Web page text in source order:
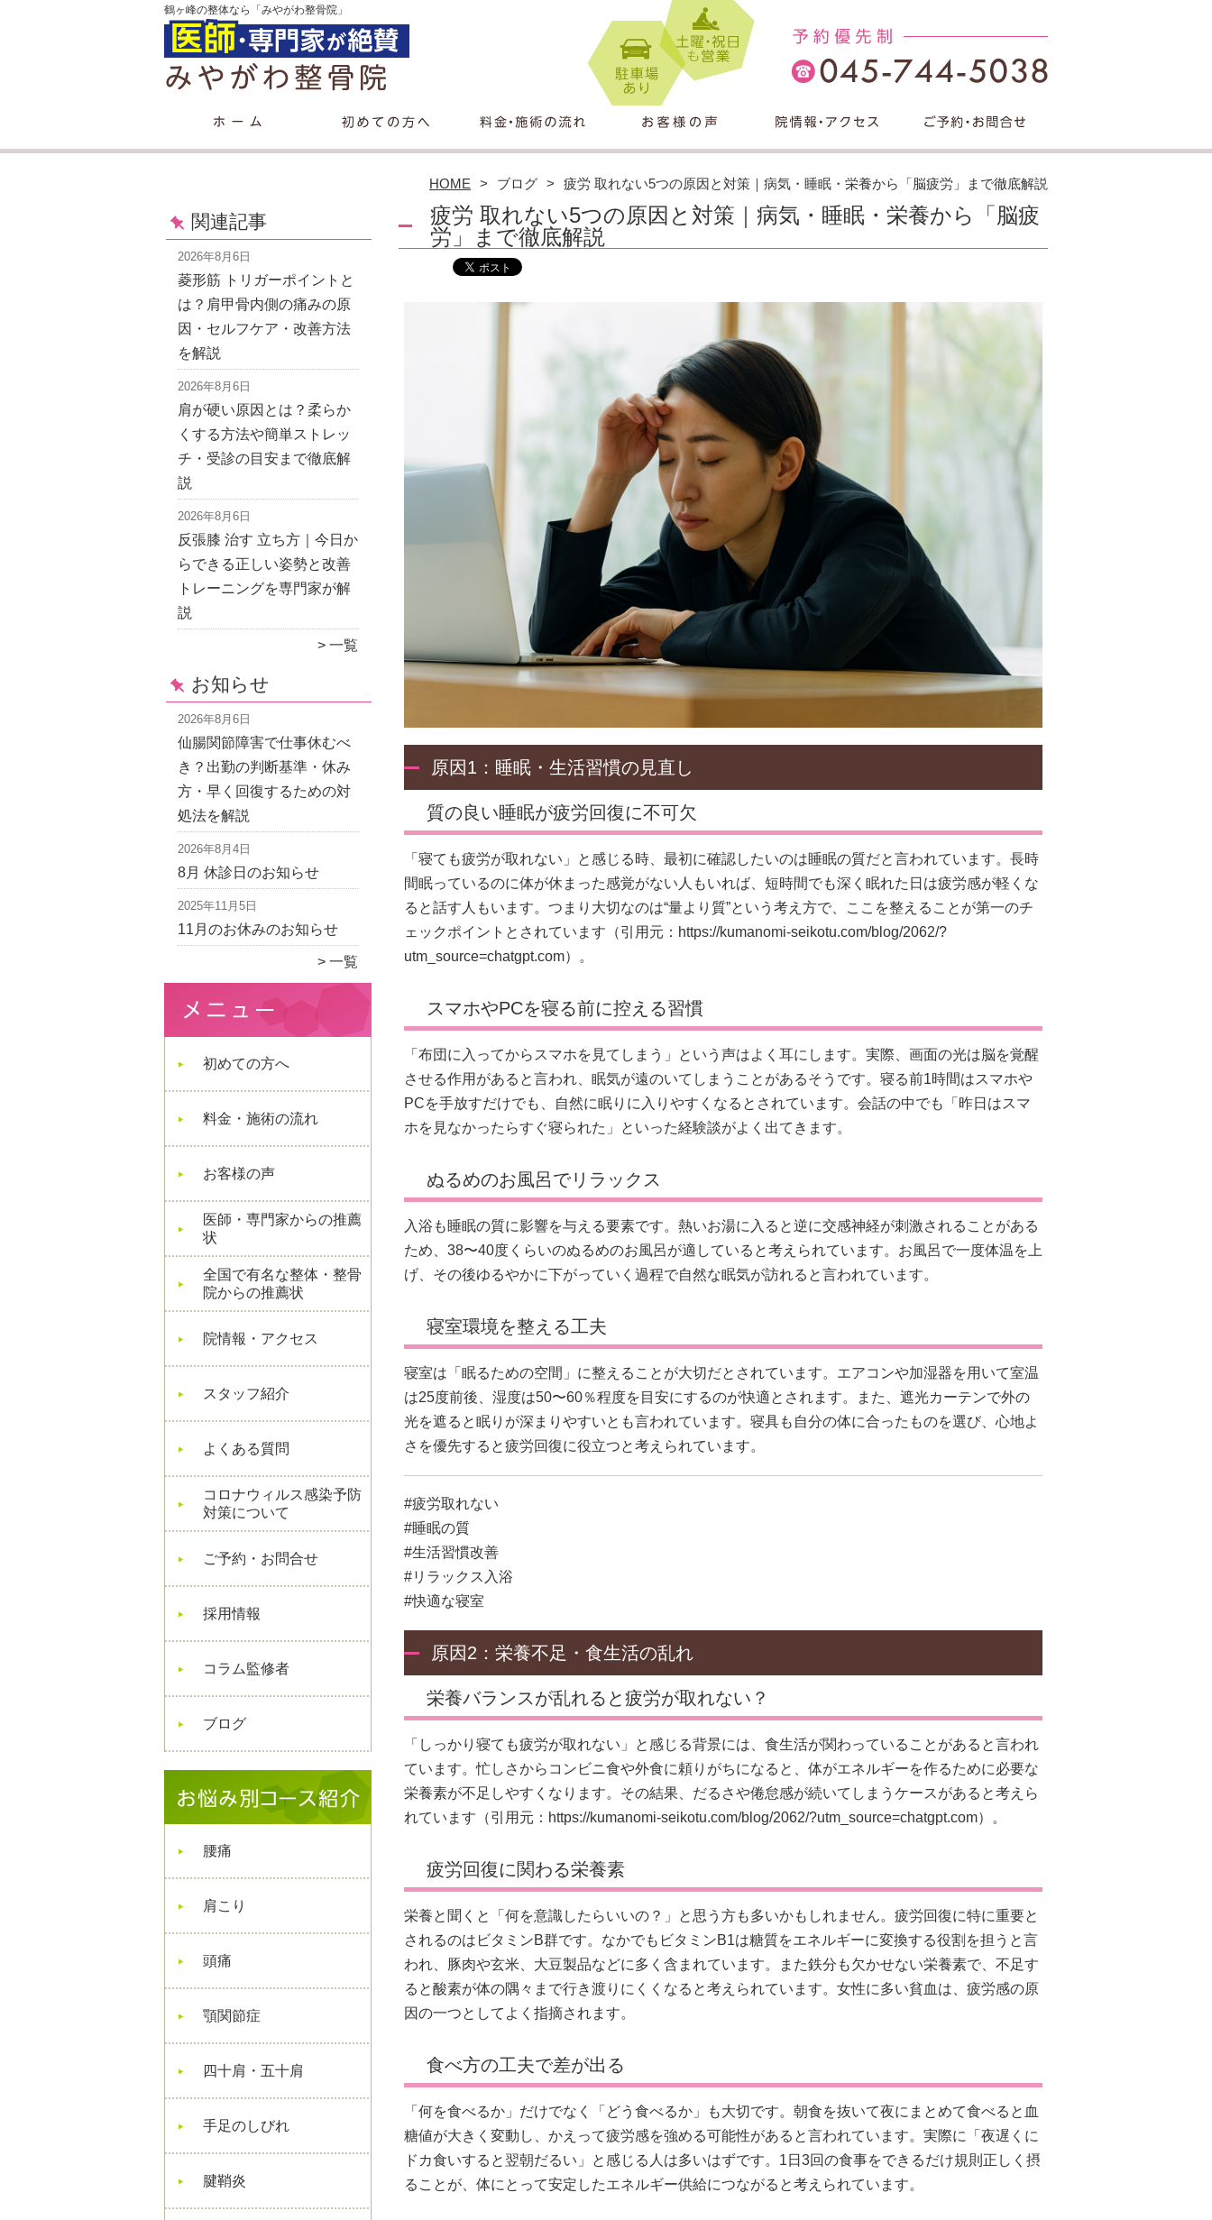
鶴ヶ峰の整体なら「みやがわ整骨院」
HOME ブログ 疲労 取れない5つの原因と対策｜病気・睡眠・栄養から「脳疲労」まで徹底解説
関連記事
2026年8月6日
菱形筋 トリガーポイントと
は？肩甲骨内側の痛みの原
因・セルフケア・改善方法
を解説
2026年8月6日
肩が硬い原因とは？柔らか
くする方法や簡単ストレッ
チ・受診の目安まで徹底解
説
2026年8月6日
反張膝 治す 立ち方｜今日か
らできる正しい姿勢と改善
トレーニングを専門家が解
説
一覧
お知らせ
2026年8月6日
仙腸関節障害で仕事休むべ
き？出勤の判断基準・休み
方・早く回復するための対
処法を解説
2026年8月4日
8月 休診日のお知らせ
2025年11月5日
11月のお休みのお知らせ
一覧
初めての方へ
料金・施術の流れ
お客様の声
医師・専門家からの推薦
状
全国で有名な整体・整骨
院からの推薦状
院情報・アクセス
スタッフ紹介
よくある質問
コロナウィルス感染予防
対策について
ご予約・お問合せ
採用情報
コラム監修者
ブログ
腰痛
肩こり
頭痛
顎関節症
四十肩・五十肩
手足のしびれ
腱鞘炎
疲労 取れない5つの原因と対策｜病気・睡眠・栄養から「脳疲
労」まで徹底解説
原因1：睡眠・生活習慣の見直し
質の良い睡眠が疲労回復に不可欠
「寝ても疲労が取れない」と感じる時、最初に確認したいのは睡眠の質だと言われています。長時
間眠っているのに体が休まった感覚がない人もいれば、短時間でも深く眠れた日は疲労感が軽くな
ると話す人もいます。つまり大切なのは“量より質”という考え方で、ここを整えることが第一のチ
ェックポイントとされています（引用元： https://kumanomi-seikotu.com/blog/2062/?
utm_source=chatgpt.com）。
スマホやPCを寝る前に控える習慣
「布団に入ってからスマホを見てしまう」という声はよく耳にします。実際、画面の光は脳を覚醒
させる作用があると言われ、眠気が遠のいてしまうことがあるそうです。寝る前1時間はスマホや
PCを手放すだけでも、自然に眠りに入りやすくなるとされています。会話の中でも「昨日はスマ
ホを見なかったらすぐ寝られた」といった経験談がよく出てきます。
ぬるめのお風呂でリラックス
入浴も睡眠の質に影響を与える要素です。熱いお湯に入ると逆に交感神経が刺激されることがある
ため、38〜40度くらいのぬるめのお風呂が適していると考えられています。お風呂で一度体温を上
げ、その後ゆるやかに下がっていく過程で自然な眠気が訪れると言われています。
寝室環境を整える工夫
寝室は「眠るための空間」に整えることが大切だとされています。エアコンや加湿器を用いて室温
は25度前後、湿度は50〜60％程度を目安にするのが快適とされます。また、遮光カーテンで外の
光を遮ると眠りが深まりやすいとも言われています。寝具も自分の体に合ったものを選び、心地よ
さを優先すると疲労回復に役立つと考えられています。
#疲労取れない
#睡眠の質
#生活習慣改善
#リラックス入浴
#快適な寝室
原因2：栄養不足・食生活の乱れ
栄養バランスが乱れると疲労が取れない？
「しっかり寝ても疲労が取れない」と感じる背景には、食生活が関わっていることがあると言われ
ています。忙しさからコンビニ食や外食に頼りがちになると、体がエネルギーを作るために必要な
栄養素が不足しやすくなります。その結果、だるさや倦怠感が続いてしまうケースがあると考えら
れています（引用元： https://kumanomi-seikotu.com/blog/2062/?utm_source=chatgpt.com）。
疲労回復に関わる栄養素
栄養と聞くと「何を意識したらいいの？」と思う方も多いかもしれません。疲労回復に特に重要と
されるのはビタミンB群です。なかでもビタミンB1は糖質をエネルギーに変換する役割を担うと言
われ、豚肉や玄米、大豆製品などに多く含まれています。また鉄分も欠かせない栄養素で、不足す
ると酸素が体の隅々まで行き渡りにくくなると考えられています。女性に多い貧血は、疲労感の原
因の一つとしてよく指摘されます。
食べ方の工夫で差が出る
「何を食べるか」だけでなく「どう食べるか」も大切です。朝食を抜いて夜にまとめて食べると血
糖値が大きく変動し、かえって疲労感を強める可能性があると言われています。実際に「夜遅くに
ドカ食いすると翌朝だるい」と感じる人は多いはずです。1日3回の食事をできるだけ規則正しく摂
ることが、体にとって安定したエネルギー供給につながると考えられています。